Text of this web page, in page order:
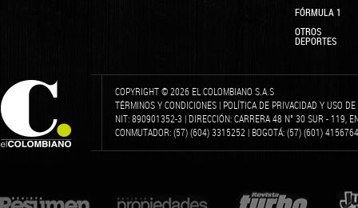
FÓRMULA 1
OTROS
DEPORTES
COPYRIGHT © 2026 EL COLOMBIANO S.A.S
TÉRMINOS Y CONDICIONES | POLÍTICA DE PRIVACIDAD Y USO
NIT: 890901352-3 | DIRECCIÓN: CARRERA 48 N° 30 SUR - 119,
CONMUTADOR: (57) (604) 3315252 | BOGOTÁ: (57) (601)